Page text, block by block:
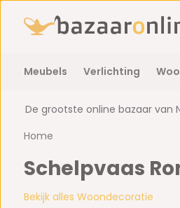
Meubels Verlichting
De grootste online bazaar van
Home
Schelpvaas
Bekijk alles Woondecoratie